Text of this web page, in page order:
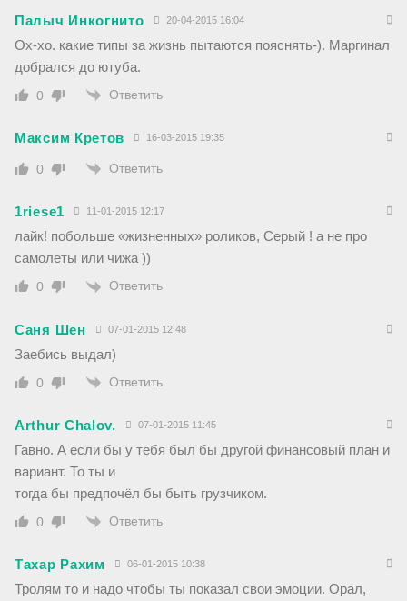
Палыч Инкогнито 20-04-2015 16:04
Ох-хо. какие типы за жизнь пытаются пояснять-). Маргинал
добрался до ютуба.
0 Ответить
Максим Кретов 16-03-2015 19:35
0 Ответить
1riese1 11-01-2015 12:17
лайк! побольше «жизненных» роликов, Серый ! а не про
самолеты или чижа ))
0 Ответить
Саня Шен 07-01-2015 12:48
Заебись выдал)
0 Ответить
Arthur Chalov. 07-01-2015 11:45
Гавно. А если бы у тебя был бы другой финансовый план и
вариант. То ты и
тогда бы предпочёл бы быть грузчиком.
0 Ответить
Тахар Рахим 06-01-2015 10:38
Тролям то и надо чтобы ты показал свои эмоции. Орал,